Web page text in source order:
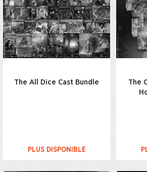
The All Dice Cast Bundle
PLUS DISPONIBLE
The